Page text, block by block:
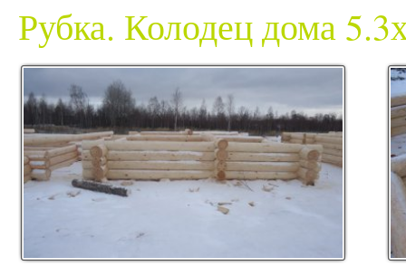
Рубка. Колодец дома